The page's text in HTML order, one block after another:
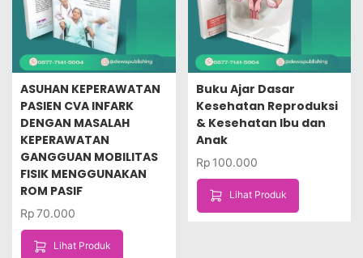
ASUHAN KEPERAWATAN
PASIEN CVA INFARK
DENGAN MASALAH
KEPERAWATAN
GANGGUAN MOBILITAS
FISIK MENGGUNAKAN
ROM PASIF
Rp70.000
Lihat Produk
Buku Ajar Dasar
Kesehatan Reproduksi
& Kesehatan Ibu dan
Anak
Rp 100.000
Lihat Produk